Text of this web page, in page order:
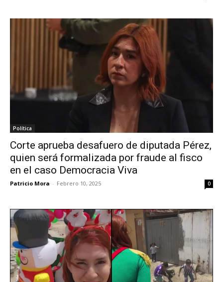
Política
Corte aprueba desafuero de diputada Pérez,
quien será formalizada por fraude al fisco
en el caso Democracia Viva
Patricio Mora - Febrero 10, 2025 0